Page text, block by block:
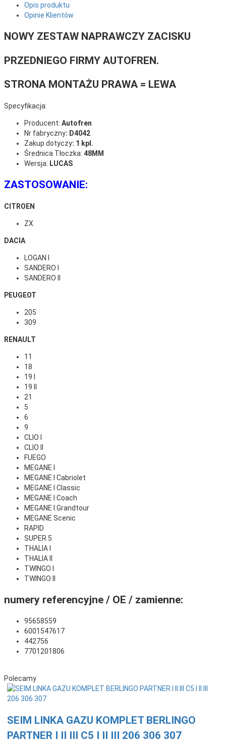
Opis produktu
Opinie Klientów
NOWY ZESTAW NAPRAWCZY ZACISKU
PRZEDNIEGO FIRMY AUTOFREN.
STRONA MONTAŻU PRAWA = LEWA
Specyfikacja:
Producent: Autofren
Nr fabryczny: D4042
Zakup dotyczy: 1 kpl.
Średnica Tłoczka: 48MM
Wersja: LUCAS
ZASTOSOWANIE:
CITROEN
ZX
DACIA
LOGAN I
SANDERO I
SANDERO II
PEUGEOT
205
309
RENAULT
11
18
19 I
19 II
21
5
6
9
CLIO I
CLIO II
FUEGO
MEGANE I
MEGANE I Cabriolet
MEGANE I Classic
MEGANE I Coach
MEGANE I Grandtour
MEGANE Scenic
RAPID
SUPER 5
THALIA I
THALIA II
TWINGO I
TWINGO II
numery referencyjne / OE / zamienne:
95658559
6001547617
442756
7701201806
Polecamy
SEIM LINKA GAZU KOMPLET BERLINGO
PARTNER I II III C5 I II III 206 306 307